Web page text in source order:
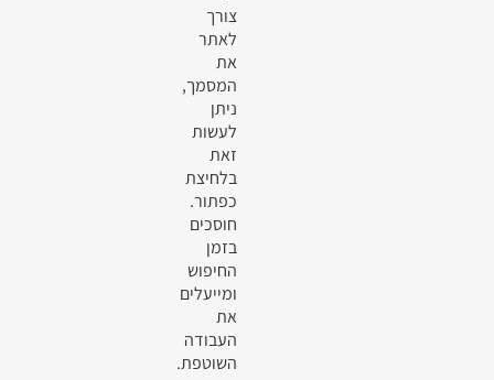
צורך
לאתר
את
המסמך,
ניתן
לעשות
זאת
בלחיצת
כפתור.
חוסכים
בזמן
החיפוש
ומייעלים
את
העבודה
השוטפת.